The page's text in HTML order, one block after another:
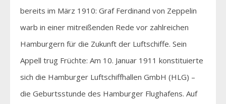
bereits im März 1910: Graf Ferdinand von Zeppelin
warb in einer mitreißenden Rede vor zahlreichen
Hamburgern für die Zukunft der Luftschiffe. Sein
Appell trug Früchte: Am 10. Januar 1911 konstituierte
sich die Hamburger Luftschiffhallen GmbH (HLG) –
die Geburtsstunde des Hamburger Flughafens. Auf